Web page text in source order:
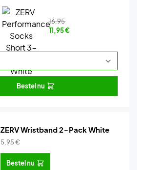
16,95
11,95€
Bestel nu
ZERV Wristband 2-Pack White
5,95€
Bestel nu